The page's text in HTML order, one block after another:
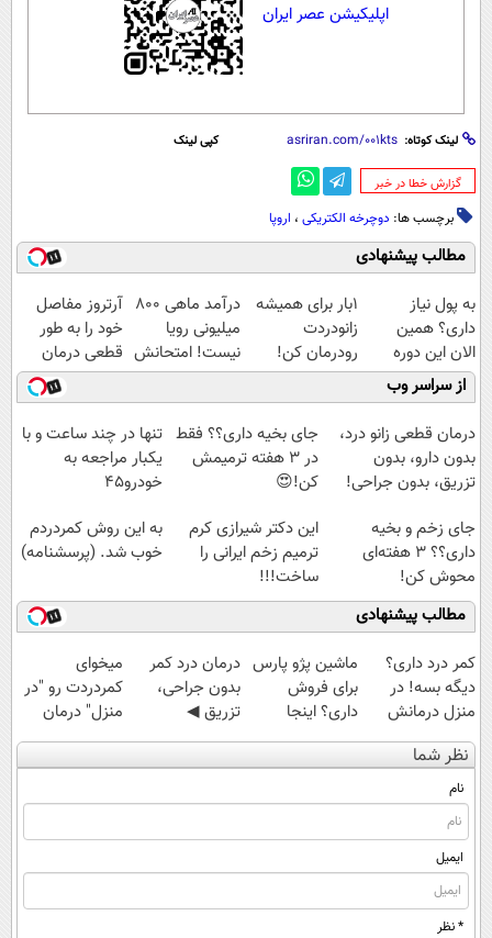
اپلیکیشن عصر ایران
لینک کوتاه: کپی لینک
‌گزارش خطا در خبر
برچسب ها: دوچرخه الکتریکی ، اروپا
مطالب پیشنهادی
به پول نیاز
داری؟ همین
الان این دوره
رایگان رو شرکت
کن تا دیر نشده!
1بار برای همیشه
زانودردت
رودرمان کن!
(تکنولوژی آلمان)
◂پرسشنامه▸
درآمد ماهی 800
میلیونی رویا
نیست! امتحانش
مجانیه😉
آرتروز مفاصل
خود را به طور
قطعی درمان
کنید!
◗پرسش‌نامه◖
از سراسر وب
درمان قطعی زانو درد،
بدون دارو، بدون
تزریق، بدون جراحی!
جای بخیه داری؟؟ فقط
در 3 هفته ترمیمش
کن!😍
تنها در چند ساعت و با
یکبار مراجعه به
خودرو45
جای زخم و بخیه
داری؟؟ 3 هفته‌ای
محوش کن!
این دکتر شیرازی کرم
ترمیم زخم ایرانی را
ساخت!!!
به این روش کمردردم
خوب شد. (پرسشنامه)
مطالب پیشنهادی
کمر درد داری؟
دیگه بسه! در
منزل درمانش
کن
(◀پرسش‌نامه)
ماشین پژو پارس
برای فروش
داری؟ اینجا
سریع بفروشش
درمان درد کمر
بدون جراحی،
تزریق ◀
پرسش‌نامه رو پر
میخوای
کمردردت رو "در
منزل" درمان
کنی؟ (◂فیلم +
نظر شما
نام
ایمیل
* نظر